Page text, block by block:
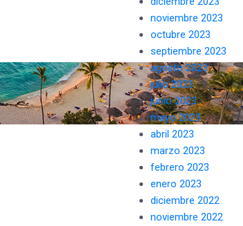
noviembre 2023
octubre 2023
septiembre 2023
agosto 2023
julio 2023
junio 2023
mayo 2023
abril 2023
marzo 2023
febrero 2023
enero 2023
diciembre 2022
noviembre 2022